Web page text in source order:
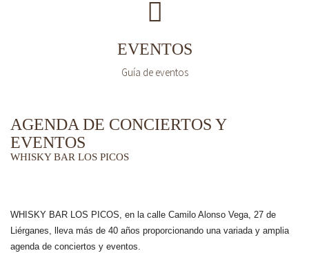
EVENTOS
Guía de eventos
AGENDA DE CONCIERTOS Y
EVENTOS
WHISKY BAR LOS PICOS
WHISKY BAR LOS PICOS, en la calle Camilo Alonso Vega, 27 de
Liérganes, lleva más de 40 años proporcionando una variada y amplia
agenda de conciertos y eventos.